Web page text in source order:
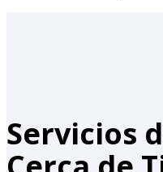
Servicios